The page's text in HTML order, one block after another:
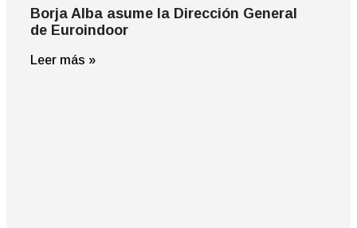
Borja Alba asume la Dirección General
de Euroindoor
Leer más »